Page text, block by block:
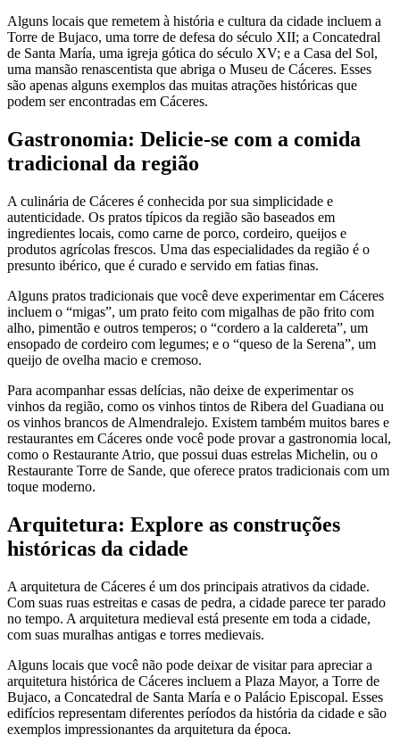
Alguns locais que remetem à história e cultura da cidade incluem a
Torre de Bujaco, uma torre de defesa do século XII; a Concatedral
de Santa María, uma igreja gótica do século XV; e a Casa del Sol,
uma mansão renascentista que abriga o Museu de Cáceres. Esses
são apenas alguns exemplos das muitas atrações históricas que
podem ser encontradas em Cáceres.
Gastronomia: Delicie-se com a comida
tradicional da região
A culinária de Cáceres é conhecida por sua simplicidade e
autenticidade. Os pratos típicos da região são baseados em
ingredientes locais, como carne de porco, cordeiro, queijos e
produtos agrícolas frescos. Uma das especialidades da região é o
presunto ibérico, que é curado e servido em fatias finas.
Alguns pratos tradicionais que você deve experimentar em Cáceres
incluem o “migas”, um prato feito com migalhas de pão frito com
alho, pimentão e outros temperos; o “cordero a la caldereta”, um
ensopado de cordeiro com legumes; e o “queso de la Serena”, um
queijo de ovelha macio e cremoso.
Para acompanhar essas delícias, não deixe de experimentar os
vinhos da região, como os vinhos tintos de Ribera del Guadiana ou
os vinhos brancos de Almendralejo. Existem também muitos bares e
restaurantes em Cáceres onde você pode provar a gastronomia local,
como o Restaurante Atrio, que possui duas estrelas Michelin, ou o
Restaurante Torre de Sande, que oferece pratos tradicionais com um
toque moderno.
Arquitetura: Explore as construções
históricas da cidade
A arquitetura de Cáceres é um dos principais atrativos da cidade.
Com suas ruas estreitas e casas de pedra, a cidade parece ter parado
no tempo. A arquitetura medieval está presente em toda a cidade,
com suas muralhas antigas e torres medievais.
Alguns locais que você não pode deixar de visitar para apreciar a
arquitetura histórica de Cáceres incluem a Plaza Mayor, a Torre de
Bujaco, a Concatedral de Santa María e o Palácio Episcopal. Esses
edifícios representam diferentes períodos da história da cidade e são
exemplos impressionantes da arquitetura da época.